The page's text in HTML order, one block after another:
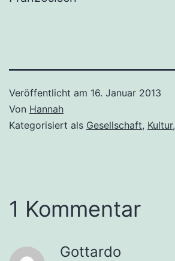
Veröffentlicht am 16. Januar 2013
Von Hannah
Kategorisiert als Gesellschaft, Kultur,
1 Kommentar
Gottardo